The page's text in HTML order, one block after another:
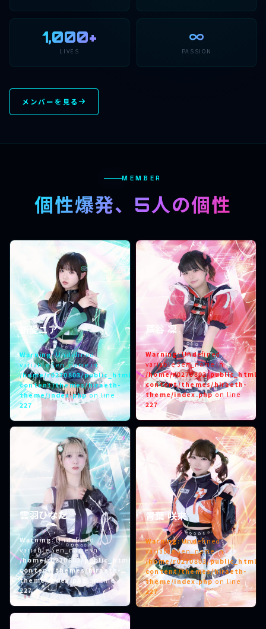
1,000+
LIVES
∞
PASSION
メンバーを見る
MEMBER
個性爆発、5人の個性
新愛ニア
Warning: Undefined
variable $en_name in
/home/r0270803/public_html/hiraeth.tokyo/wp-
content/themes/hiraeth-
theme/index.phpon line
227
芦谷 凜
Warning: Undefined
variable $en_name in
/home/r0270803/public_html/
content/themes/hiraeth-
theme/index.phpon line
227
雲羽ひなた
Warning: Undefined
variable $en_name in
/home/r0270803/public_html/hiraeth.tokyo/wp-
content/themes/hiraeth-
theme/index.phpon line
227
青葉 咲來
Warning: Undefined
variable $en_name in
/home/r0270803/public_html/
content/themes/hiraeth-
theme/index.phpon line
227